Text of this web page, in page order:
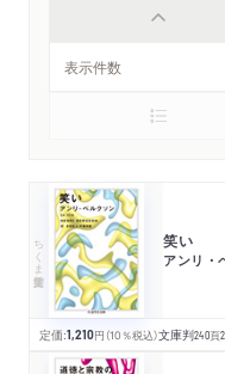
ちくま学芸文庫 笑い
アンリ・
定価:1,210円 （10％税込）文庫判240頁